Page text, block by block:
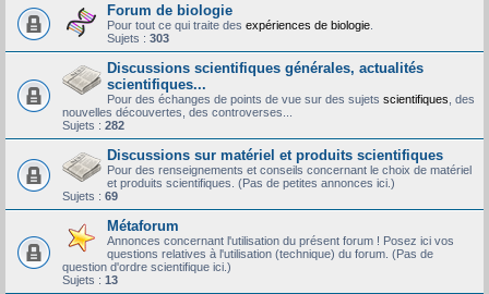
Forum de biologie
Pour tout ce qui traite des expériences de biologie
Sujets : 303
Discussions scientifiques générales, actualités
scientifiques...
Pour des échanges de points de vue sur des sujets scientifiques , des
nouvelles découvertes, des controverses...
Sujets : 282
Discussions sur matériel et produits scientifiques
Pour des renseignements et conseils concernant le choix de matériel
et produits scientifiques. (Pas de petites annonces ici.)
Sujets : 69
Métaforum
Annonces concernant l'utilisation du présent forum ! Posez ici vos
questions relatives à l'utilisation (technique) du forum. (Pas de
question d'ordre scientifique ici.)
Sujets : 13